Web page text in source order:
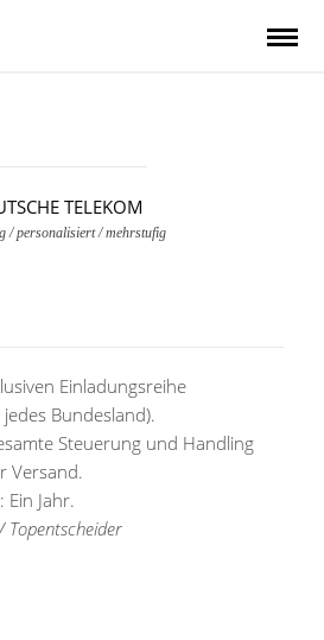
TELEKOM
/ personalisiert / mehrstufig
Einladungsreihe
Bundesland).
Steuerung und Handling
Versand.
Jahr.
Topentscheider